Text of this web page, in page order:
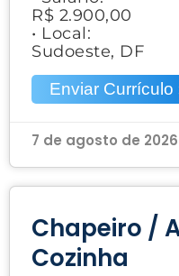
R$ 2.900,00
• Local:
Sudoeste, DF
Enviar Currículo
7 de agosto de 2026
Chapeiro /
Cozinha